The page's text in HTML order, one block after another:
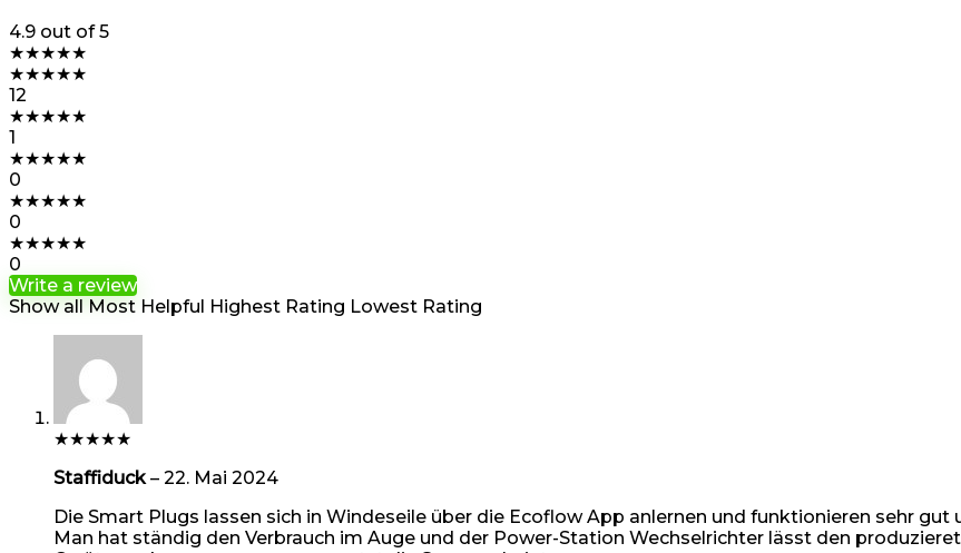
4.9 out of 5
★★★★★
★★★★★
12
★★★★★
1
★★★★★
0
★★★★★
0
★★★★★
0
Write a review
Show all Most Helpful Highest Rating Lowest Rating
★★★★★
Staffiduck – 22. Mai 2024
Die Smart Plugs lassen sich in Windeseile über die Ecoflow App anlernen und funktionieren sehr
Man hat ständig den Verbrauch im Auge und der Power-Station Wechselrichter lässt den